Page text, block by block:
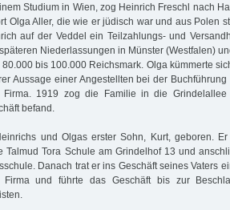
Studium in Wien, zog Heinrich Freschl nach
Olga Aller, die wie er jüdisch war und aus Polen
auf der Veddel ein Teilzahlungs- und
Niederlassungen in Münster (Westfalen)
80.000 bis 100.000 Reichsmark. Olga kümmerte
Aussage einer Angestellten bei der
Firma. 1919 zog die Familie in die
befand.
und Olgas erster Sohn, Kurt, geboren.
Talmud Tora Schule am Grindelhof 13 und
Danach trat er ins Geschäft seines Vaters
Firma und führte das Geschäft bis zur